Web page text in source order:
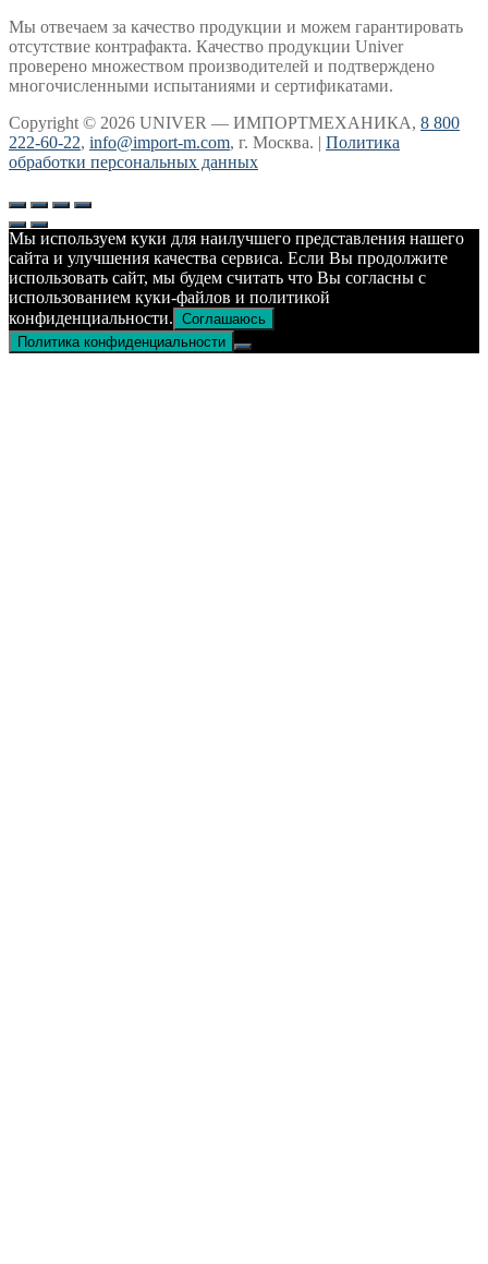
Мы отвечаем за качество продукции и можем гарантировать
отсутствие контрафакта. Качество продукции Univer
проверено множеством производителей и подтверждено
многочисленными испытаниями и сертификатами.
Copyright © 2026 UNIVER — ИМПОРТМЕХАНИКА, 8 800
222-60-22, info@import-m.com, г. Москва. | Политика
обработки персональных данных
Мы используем куки для наилучшего представления нашего
сайта и улучшения качества сервиса. Если Вы продолжите
использовать сайт, мы будем считать что Вы согласны с
использованием куки-файлов и политикой
конфиденциальности. Соглашаюсь
Политика конфиденциальности